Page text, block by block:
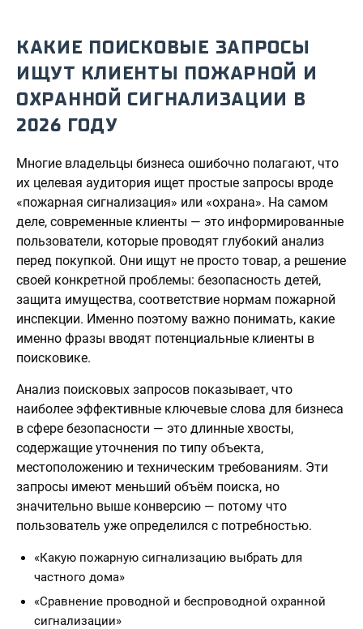
КАКИЕ ПОИСКОВЫЕ ЗАПРОСЫ
ИЩУТ КЛИЕНТЫ ПОЖАРНОЙ И
ОХРАННОЙ СИГНАЛИЗАЦИИ В
2026 ГОДУ
Многие владельцы бизнеса ошибочно полагают, что
их целевая аудитория ищет простые запросы вроде
«пожарная сигнализация» или «охрана». На самом
деле, современные клиенты — это информированные
пользователи, которые проводят глубокий анализ
перед покупкой. Они ищут не просто товар, а решение
своей конкретной проблемы: безопасность детей,
защита имущества, соответствие нормам пожарной
инспекции. Именно поэтому важно понимать, какие
именно фразы вводят потенциальные клиенты в
поисковике.
Анализ поисковых запросов показывает, что
наиболее эффективные ключевые слова для бизнеса
в сфере безопасности — это длинные хвосты,
содержащие уточнения по типу объекта,
местоположению и техническим требованиям. Эти
запросы имеют меньший объём поиска, но
значительно выше конверсию — потому что
пользователь уже определился с потребностью.
«Какую пожарную сигнализацию выбрать для
частного дома»
«Сравнение проводной и беспроводной охранной
сигнализации»